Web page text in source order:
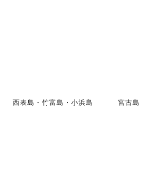
西表島・竹富島・小浜島 宮古島